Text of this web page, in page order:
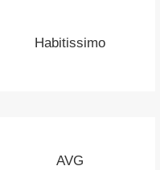
Habitissimo
AVG